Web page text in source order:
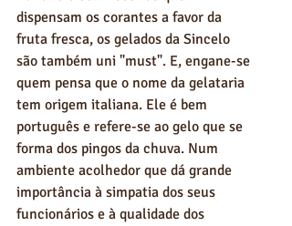
dispensam os corantes a favor da
fruta fresca, os gelados da Sincelo
são também uni "must". E, engane-se
quem pensa que o nome da gelataria
tem origem italiana. Ele é bem
português e refere-se ao gelo que se
forma dos pingos da chuva. Num
ambiente acolhedor que dá grande
importância à simpatia dos seus
funcionários e à qualidade dos